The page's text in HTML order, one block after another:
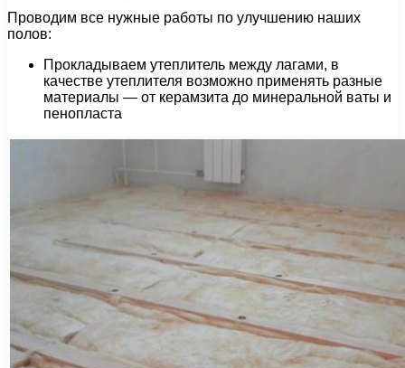
Проводим все нужные работы по улучшению наших
полов:
Прокладываем утеплитель между лагами, в
качестве утеплителя возможно применять разные
материалы — от керамзита до минеральной ваты и
пенопласта